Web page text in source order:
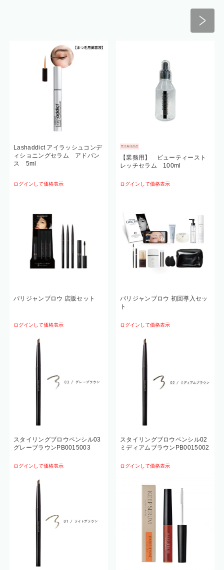
Lashaddict アイラッシュコンデ
ィショニングセラム アドバン
ス 5ml
ログインして価格表示
【業務用】 ビューティースト
レッチセラム 100ml
ログインして価格表示
パリジャンブロウ 店販セット
ログインして価格表示
パリジャンブロウ 初回導入セッ
ト
ログインして価格表示
スタイリングブロウペンシル03
グレーブラウンPB0015003
ログインして価格表示
スタイリングブロウペンシル02
ミディアムブラウンPB0015002
ログインして価格表示